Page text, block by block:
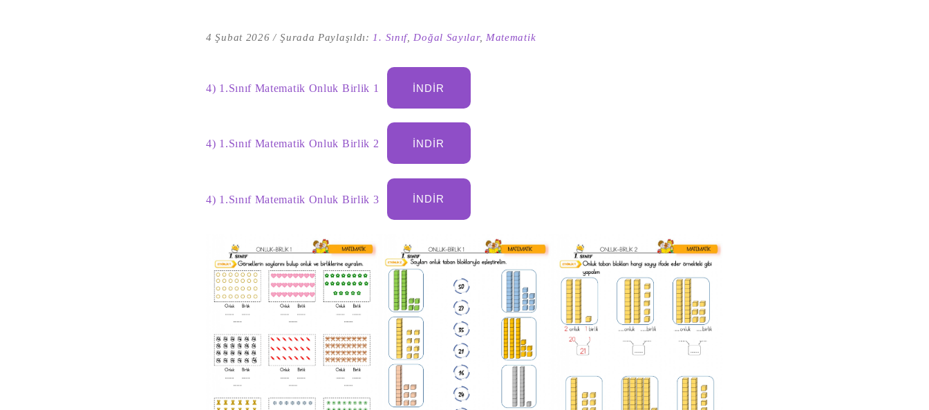
4 Şubat 2026 Şurada Paylaşıldı: 1. Sınıf, Doğal Sayılar, Matematik
4) 1.Sınıf Matematik Onluk Birlik 1 İNDIR
4) 1.Sınıf Matematik Onluk Birlik 2 İNDIR
4) 1.Sınıf Matematik Onluk Birlik 3 İNDIR